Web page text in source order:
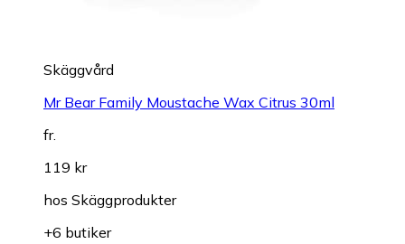
Skäggvård
Mr Bear Family Moustache Wax Citrus 30ml
fr.
119 kr
hos Skäggprodukter
+6 butiker